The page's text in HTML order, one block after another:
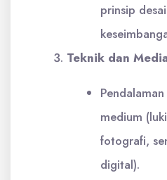
prinsip
Teknik dan
medium
fotografi,
digital).